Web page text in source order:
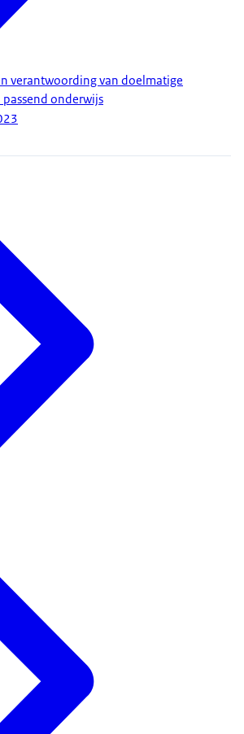
verantwoording van doelmatige
onderwijs